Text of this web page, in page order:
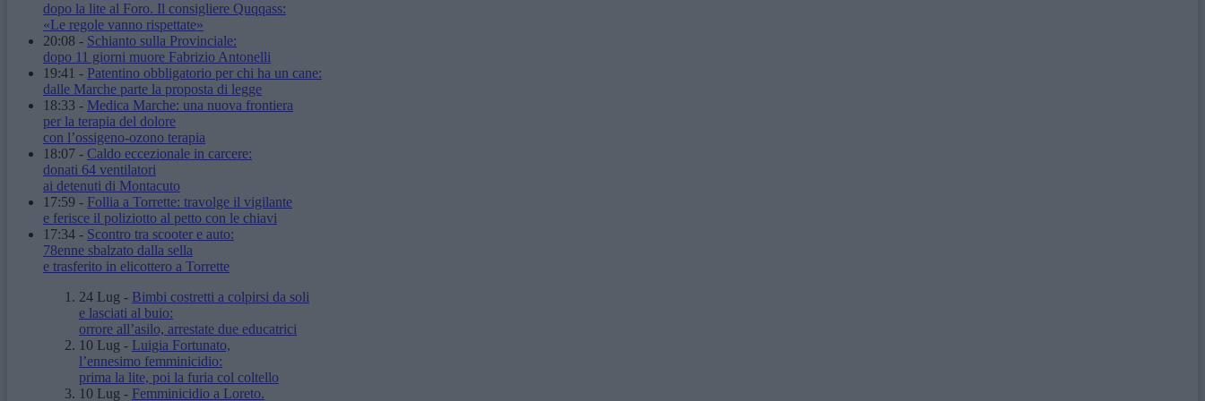
dopo la lite al Foro. Il consigliere Quqqass:
«Le regole vanno rispettate»
20:08 - Schianto sulla Provinciale:
dopo 11 giorni muore Fabrizio Antonelli
19:41 - Patentino obbligatorio per chi ha un cane:
dalle Marche parte la proposta di legge
18:33 - Medica Marche: una nuova frontiera
per la terapia del dolore
con l’ossigeno-ozono terapia
18:07 - Caldo eccezionale in carcere:
donati 64 ventilatori
ai detenuti di Montacuto
17:59 - Follia a Torrette: travolge il vigilante
e ferisce il poliziotto al petto con le chiavi
17:34 - Scontro tra scooter e auto:
78enne sbalzato dalla sella
e trasferito in elicottero a Torrette
24 Lug - Bimbi costretti a colpirsi da soli
e lasciati al buio:
orrore all’asilo, arrestate due educatrici
10 Lug - Luigia Fortunato,
l’ennesimo femminicidio:
prima la lite, poi la furia col coltello
10 Lug - Femminicidio a Loreto.